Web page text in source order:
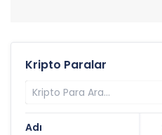
Kripto Paralar
Adı